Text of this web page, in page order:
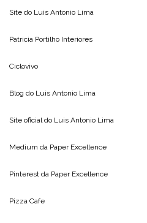
Site do Luis Antonio Lima
Patricia Portilho Interiores
Ciclovivo
Blog do Luis Antonio Lima
Site oficial do Luis Antonio Lima
Medium da Paper Excellence
Pinterest da Paper Excellence
Pizza Cafe